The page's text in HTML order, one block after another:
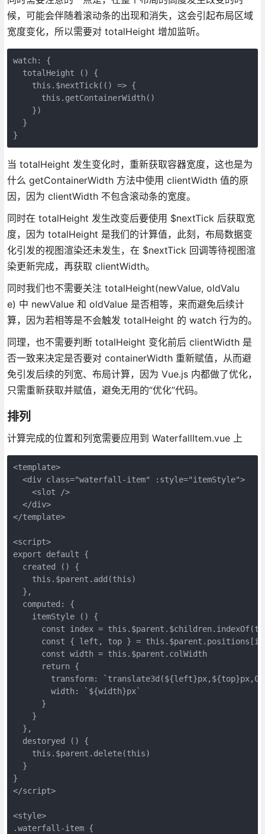
候，可能会伴随着滚动条的出现和消失，这会引起布局区域
宽度变化，所以需要对 totalHeight 增加监听。
watch: {
  totalHeight () {
    this.$nextTick(() => {
      this.getContainerWidth()
    })
  }
}
当 totalHeight 发生变化时，重新获取容器宽度，这也是为
什么 getContainerWidth 方法中使用 clientWidth 值的原
因，因为 clientWidth 不包含滚动条的宽度。
同时在 totalHeight 发生改变后要使用 $nextTick 后获取宽
度，因为 totalHeight 是我们的计算值，此刻，布局数据变
化引发的视图渲染还未发生，在 $nextTick 回调等待视图渲
染更新完成，再获取 clientWidth。
同时我们也不需要关注 totalHeight(newValue, oldValu
e) 中 newValue 和 oldValue 是否相等，来而避免后续计
算，因为若相等是不会触发 totalHeight 的 watch 行为的。
同理，也不需要判断 totalHeight 变化前后 clientWidth 是
否一致来决定是否要对 containerWidth 重新赋值，从而避
免引发后续的列宽、布局计算，因为 Vue.js 内都做了优化，
只需重新获取并赋值，避免无用的“优化”代码。
排列
计算完成的位置和列宽需要应用到 WaterfallItem.vue 上
<template>
  <div class="waterfall-item" :style="itemStyle">
    <slot />
  </div>
</template>
<script>
export default {
  created () {
    this.$parent.add(this)
  },
  computed: {
    itemStyle () {
const index =
const { left, top } =
      const width = this.$parent.colWidth
      return {
transform:
        width: `${width}px`
      }
    }
  },
  destoryed () {
    this.$parent.delete(this)
  }
}
</script>
<style>
.waterfall-item {